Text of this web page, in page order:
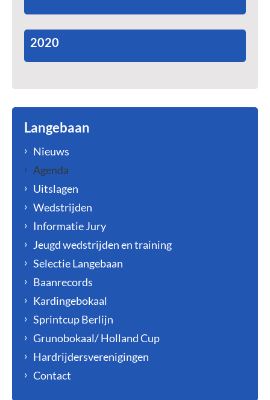
2020
Langebaan
Nieuws
Agenda
Uitslagen
Wedstrijden
Informatie Jury
Jeugd wedstrijden en training
Selectie Langebaan
Baanrecords
Kardingebokaal
Sprintcup Berlijn
Grunobokaal/ Holland Cup
Hardrijdersverenigingen
Contact